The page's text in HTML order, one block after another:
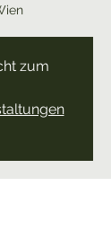
zum